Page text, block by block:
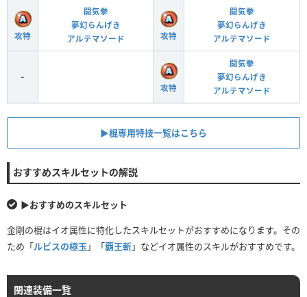
攻特
闘気拳
夢幻らんげき
アルテマソード
攻特
闘気拳
夢幻らんげき
アルテマソード
-
攻特
闘気拳
夢幻らんげき
アルテマソード
▶︎棍専用特技一覧はこちら
おすすめスキルセットの解説
▶︎おすすめのスキルセット
金剛の棍はイオ属性に特化したスキルセットがおすすめになります。その
ため「ルビスの極玉 」「覇王斬」などイオ属性のスキルがおすすめです。
関連装備一覧